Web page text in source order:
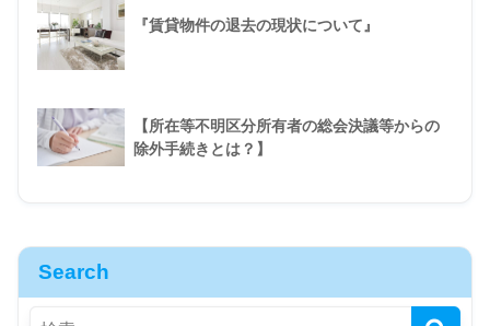
『賃貸物件の退去の現状について』
【所在等不明区分所有者の総会決議等からの
除外手続きとは？】
Search